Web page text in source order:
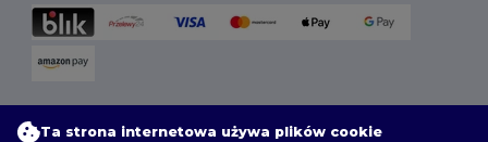
Ta strona internetowa używa plików cookie